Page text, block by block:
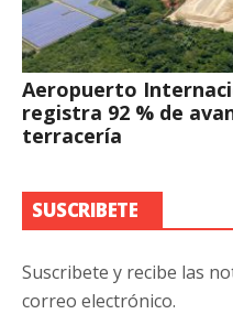
Aeropuerto
registra 92 % de
terracería
SUSCRIBETE
Suscribete y recibe las
correo electrónico.